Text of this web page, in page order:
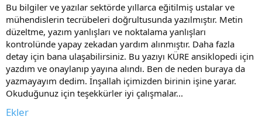
Bu bilgiler ve yazılar sektörde yıllarca eğitilmiş ustalar ve
mühendislerin tecrübeleri doğrultusunda yazılmıştır. Metin
düzeltme, yazım yanlışları ve noktalama yanlışları
kontrolünde yapay zekadan yardım alınmıştır. Daha fazla
detay için bana ulaşabilirsiniz. Bu yazıyı KÜRE ansiklopedi için
yazdım ve onaylanıp yayına alındı. Ben de neden buraya da
yazmayayım dedim. İnşallah içimizden birinin işine yarar.
Okuduğunuz için teşekkürler iyi çalışmalar...
Ekler